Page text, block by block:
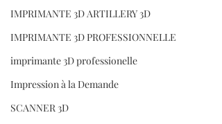
IMPRIMANTE 3D ARTILLERY 3D
IMPRIMANTE 3D PROFESSIONNELLE
imprimante 3D professionelle
Impression à la Demande
SCANNER 3D